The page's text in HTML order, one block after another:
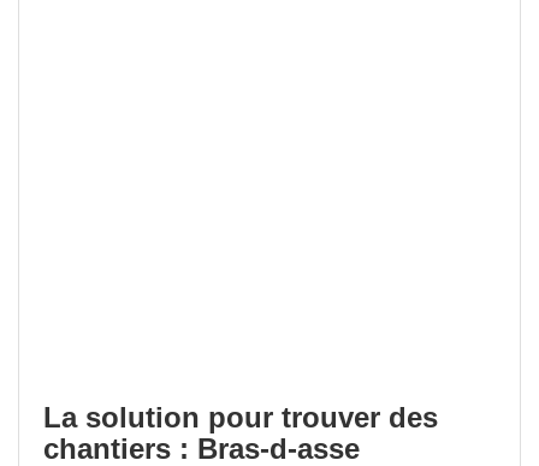
La solution pour trouver des
chantiers : Bras-d-asse